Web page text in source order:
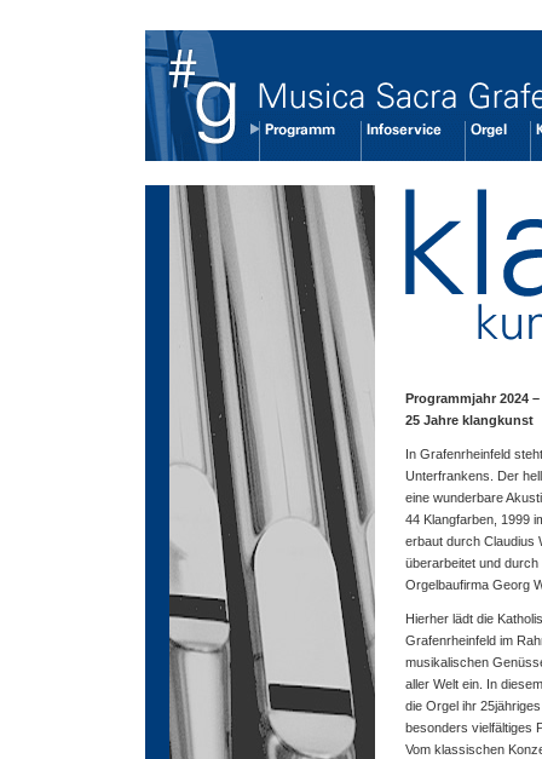
Programmjahr 2024 –
25 Jahre klangkunst
In Grafenrheinfeld
Unterfrankens. Der
eine wunderbare
44 Klangfarben, 1999
erbaut durch Claudius
überarbeitet und
Orgelbaufirma Georg
Hierher lädt die
Grafenrheinfeld im
musikalischen
aller Welt ein. In
die Orgel ihr
besonders vielfältiges
Vom klassischen